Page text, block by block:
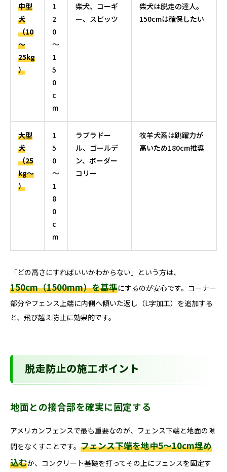
中型
犬
（10
〜
25kg
）
1
2
0
〜
1
5
0
c
m
柴犬、コーギ
ー、スピッツ
柴犬は脱走の達人。
150cmは確保したい
大型
犬
（25
kg〜
）
1
5
0
〜
1
8
0
c
m
ラブラドー
ル、ゴールデ
ン、ボーダー
コリー
牧羊犬系は跳躍力が
高いため180cm推奨
「どの高さにすればいいかわからない」という方は、
150cm（1500mm）を基準にするのが安心です。コーナー
部分やフェンス上端に内側へ傾いた返し（L字加工）を追加する
と、飛び越え防止に効果的です。
脱走防止の施工ポイント
地面との接合部を確実に固定する
アメリカンフェンスで最も重要なのが、フェンス下端と地面の隙
間をなくすことです。 フェンス下端を地中5〜10cm埋め
込むか、コンクリート基礎を打ってその上にフェンスを固定す